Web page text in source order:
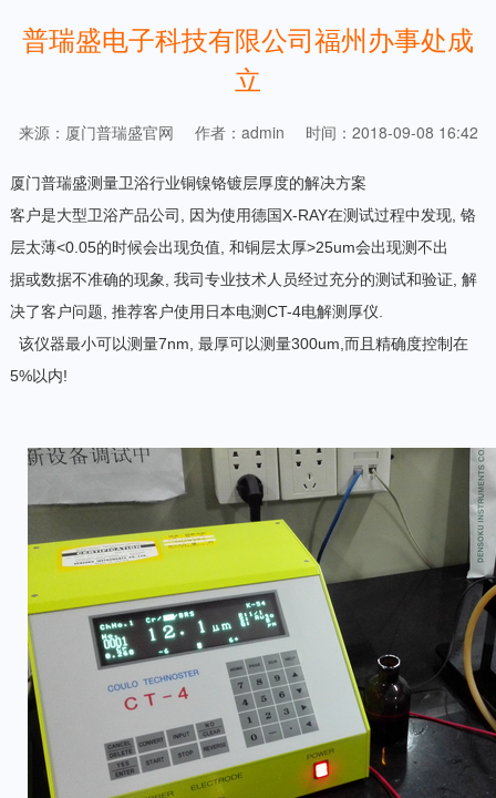
普瑞盛电子科技有限公司福州办事处成
立
来源：厦门普瑞盛官网 作者：admin 时间：2018-09-08 16:42
厦门普瑞盛测量卫浴行业铜镍铬镀层厚度的解决方案
客户是大型卫浴产品公司, 因为使用德国X-RAY在测试过程中发现, 铬
层太薄<0.05的时候会出现负值, 和铜层太厚>25um会出现测不出
据或数据不准确的现象, 我司专业技术人员经过充分的测试和验证, 解
决了客户问题, 推荐客户使用日本电测CT-4电解测厚仪.
该仪器最小可以测量7nm, 最厚可以测量300um,而且精确度控制在
5%以内!